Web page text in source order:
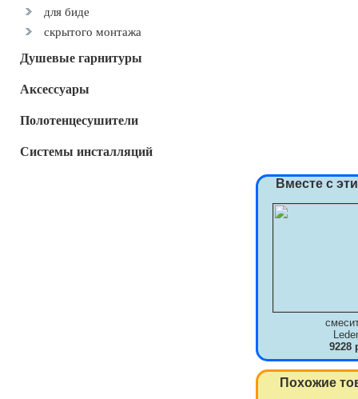
для биде
скрытого монтажа
Душевые гарнитуры
Аксессуары
Полотенцесушители
Системы инсталляций
Вместе с
9228
Похожие